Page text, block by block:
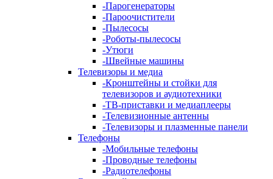
-Парогенераторы
-Пароочистители
-Пылесосы
-Роботы-пылесосы
-Утюги
-Швейные машины
Телевизоры и медиа
-Кронштейны и стойки для
телевизоров и аудиотехники
-ТВ-приставки и медиаплееры
-Телевизионные антенны
-Телевизоры и плазменные панели
Телефоны
-Мобильные телефоны
-Проводные телефоны
-Радиотелефоны